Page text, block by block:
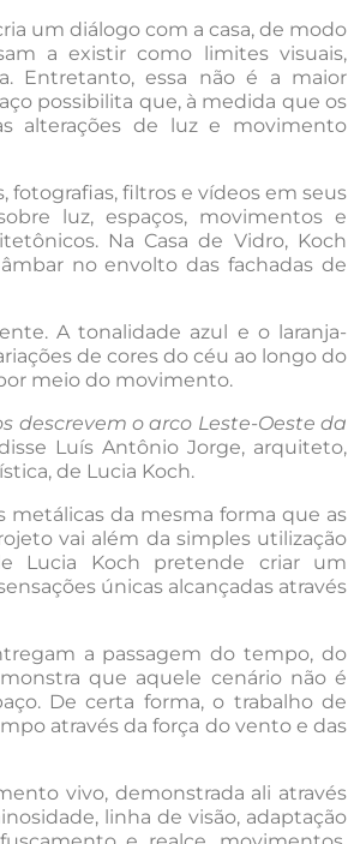
um diálogo com a casa, de modo
a existir como limites visuais,
Entretanto, essa não é a maior
possibilita que, à medida que os
alterações de luz e movimento
fotografias, filtros e vídeos em seus
luz, espaços, movimentos e
Na Casa de Vidro, Koch
no envolto das fachadas de
A tonalidade azul e o laranja-
de cores do céu ao longo do
meio do movimento.
descrevem o arco Leste-Oeste da
Luís Antônio Jorge, arquiteto,
de Lucia Koch.
metálicas da mesma forma que as
vai além da simples utilização
Lucia Koch pretende criar um
únicas alcançadas através
a passagem do tempo, do
que aquele cenário não é
De certa forma, o trabalho de
através da força do vento e das
vivo, demonstrada ali através
linha de visão, adaptação